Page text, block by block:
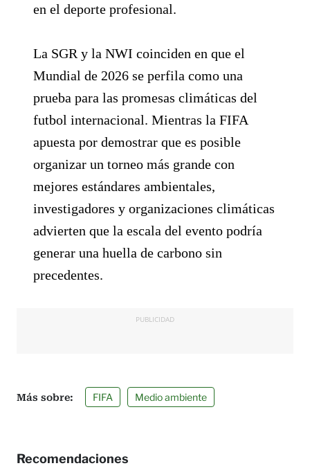
en el deporte profesional.
La SGR y la NWI coinciden en que el
Mundial de 2026 se perfila como una
prueba para las promesas climáticas del
futbol internacional. Mientras la FIFA
apuesta por demostrar que es posible
organizar un torneo más grande con
mejores estándares ambientales,
investigadores y organizaciones climáticas
advierten que la escala del evento podría
generar una huella de carbono sin
precedentes.
PUBLICIDAD
FIFA Medio ambiente
Recomendaciones